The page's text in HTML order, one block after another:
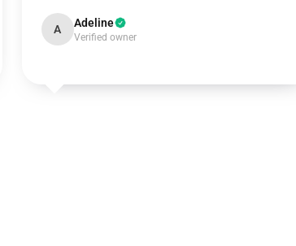
A Adeline
Verified owner